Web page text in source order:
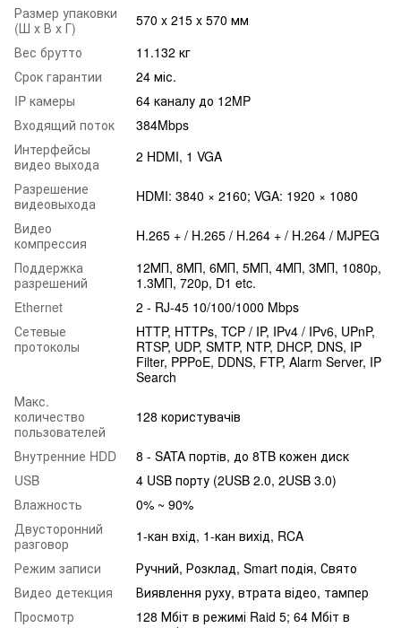
Размер упаковки
(Ш х В х Г)
570 x 215 x 570 мм
Вес брутто
11.132 кг
Срок гарантии
24 міс.
IP камеры
64 каналу до 12MP
Входящий поток
384Mbps
Интерфейсы
видео выхода
2 HDMI, 1 VGA
Разрешение
видеовыхода
HDMI: 3840 × 2160; VGA: 1920 × 1080
Видео
компрессия
H.265 + / H.265 / H.264 + / H.264 / MJPEG
Поддержка
разрешений
12МП, 8МП, 6МП, 5МП, 4МП, 3МП, 1080p,
1.3МП, 720p, D1 etc.
Ethernet
2 - RJ-45 10/100/1000 Mbps
Сетевые
протоколы
HTTP, HTTPs, TCP / IP, IPv4 / IPv6, UPnP,
RTSP, UDP, SMTP, NTP, DHCP, DNS, IP
Filter, PPPoE, DDNS, FTP, Alarm Server, IP
Search
Макс.
количество
пользователей
128 користувачів
Внутренние HDD
8 - SATA портів, до 8TB кожен диск
USB
4 USB порту (2USB 2.0, 2USB 3.0)
Влажность
0% ~ 90%
Двусторонний
разговор
1-кан вхід, 1-кан вихід, RCA
Режим записи
Ручний, Розклад, Smart подія, Свято
Видео детекция
Виявлення руху, втрата відео, тампер
Просмотр
128 Мбіт в режимі Raid 5; 64 Мбіт в